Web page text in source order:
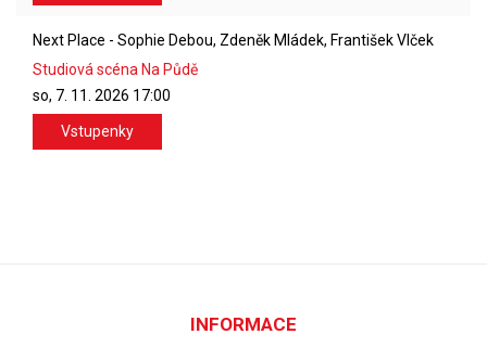
Next Place - Sophie Debou, Zdeněk Mládek, František Vlček
Studiová scéna Na Půdě
so, 7. 11. 2026 17:00
Vstupenky
INFORMACE